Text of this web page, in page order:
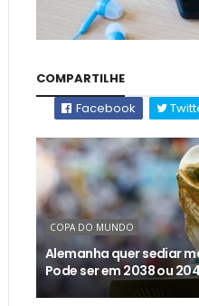
COMPARTILHE
Facebook
COPA DO MUNDO
Alemanha quer sediar
Pode ser em 2038 ou